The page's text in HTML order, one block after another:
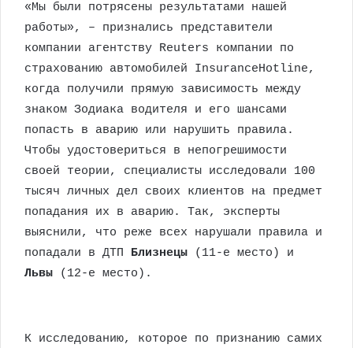
«Мы были потрясены результатами нашей
работы», – признались представители
компании агентству Reuters компании по
страхованию автомобилей InsuranceHotline,
когда получили прямую зависимость между
знаком Зодиака водителя и его шансами
попасть в аварию или нарушить правила.
Чтобы удостовериться в непогрешимости
своей теории, специалисты исследовали 100
тысяч личных дел своих клиентов на предмет
попадания их в аварию. Так, эксперты
выяснили, что реже всех нарушали правила и
попадали в ДТП Близнецы (11-е место) и
Львы (12-е место).
К исследованию, которое по признанию самих